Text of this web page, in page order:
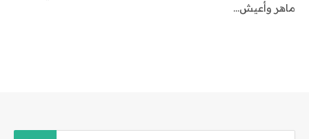
ماهر وأعيش…